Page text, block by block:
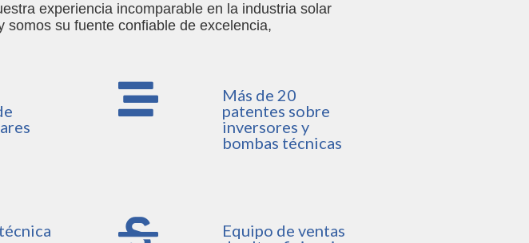
experiencia incomparable en la industria solar
su fuente confiable de excelencia,
Más de 20
patentes sobre
inversores y
bombas técnicas
Equipo de ventas